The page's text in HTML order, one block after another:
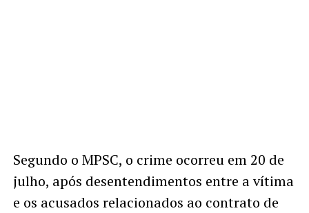
Segundo o MPSC, o crime ocorreu em 20 de
julho, após desentendimentos entre a vítima
e os acusados relacionados ao contrato de